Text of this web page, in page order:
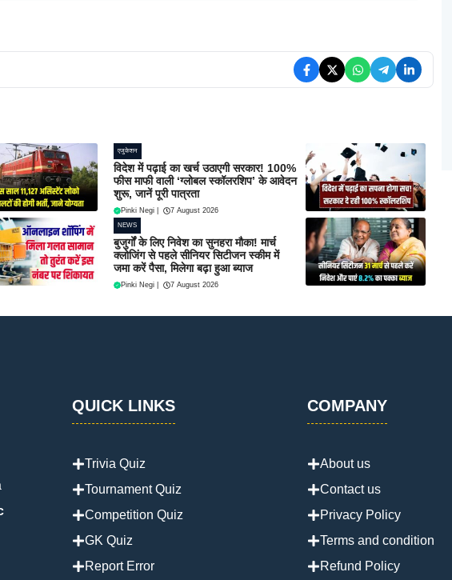
एजुकेशन
विदेश में पढ़ाई का खर्च उठाएगी सरकार! 100%
फीस माफी वाली ‘ग्लोबल स्कॉलरशिप’ के आवेदन
शुरू, जानें पूरी पात्रता
Pinki Negi 7 August 2026
NEWS
बुजुर्गों के लिए निवेश का सुनहरा मौका! मार्च
क्लोजिंग से पहले सीनियर सिटीजन स्कीम में
जमा करें पैसा, मिलेगा बढ़ा हुआ ब्याज
Pinki Negi 7 August 2026
QUICK LINKS
Trivia Quiz
Tournament Quiz
Competition Quiz
GK Quiz
Report Error
COMPANY
About us
Contact us
Privacy Policy
Terms and condition
Refund Policy